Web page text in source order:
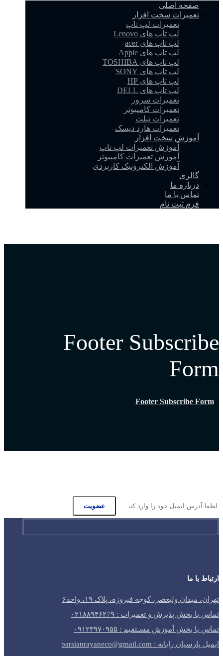
صفحه اصلی
تعمیرات سخت افزار
تعمیرات لپ تاپ
لپ تاپ های Lenovo
لپ تاپ های acer
لپ تاپ های Apple
لپ تاپ های TOSHIBA
لپ تاپ های SONY
لپ تاپ های HP
لپ تاپ های DELL
تعمیرات سرور
تعمیرات کامپیوتر
تعمیرات تبلت
تعمیرات هارد دیسک
آموزش سخت افزار
آموزش تعمیرات لپ تاپ
آموزش تعمیرات کامپیوتر
آموزش الکترونیک کاربردی
گالری
درباره ما
تماس با ما
فرم ثبت نام
Footer Subscribe
Form
Footer Subscribe Form
عضویت
ارتباط با ما
تهران، میدان ولیعصر، کوچه فیروزه، پلاک ۱۹، واحد۶
تماس با بخش پذیرش و تعمیرات : ۰۲۱۸۸۹۴۶۲7۹
تماس با بخش آموزش مسـتقیم : ۰۹۱۲۳۹۷۰۹۵۵
ایمیل پارسیان رایانه : parsianrayaneco@gmail.com